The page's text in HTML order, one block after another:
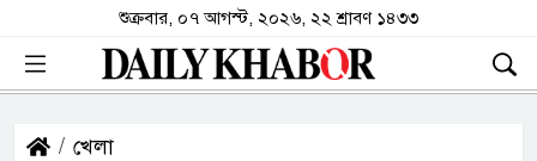
শুক্রবার, ০৭ আগস্ট, ২০২৬, ২২ শ্রাবণ ১৪৩৩
খেলা